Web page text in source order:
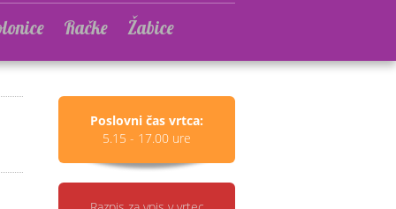
Račke Žabice
Poslovni čas vrtca:
5.15 - 17.00 ure